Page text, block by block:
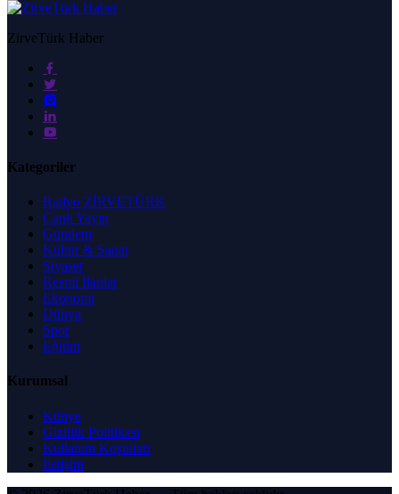
ZirveTürk Haber
Kategoriler
Radyo ZİRVETÜRK
Canlı Yayın
Gündem
Kültür & Sanat
Siyaset
Resmi İlanlar
Ekonomi
Dünya
Spor
Eğitim
Kurumsal
Künye
Gizlilik Politikası
Kullanım Koşulları
İletişim